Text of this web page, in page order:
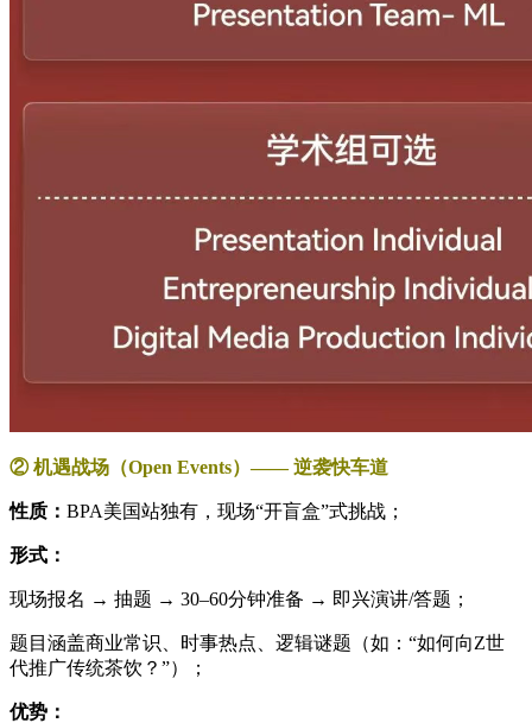
② 机遇战场（Open Events）—— 逆袭快车道
性质： BPA美国站独有，现场“开盲盒”式挑战；
形式：
现场报名 → 抽题 → 30–60分钟准备 → 即兴演讲/答题；
题目涵盖商业常识、时事热点、逻辑谜题（如：“如何向Z世
代推广传统茶饮？”）；
优势：